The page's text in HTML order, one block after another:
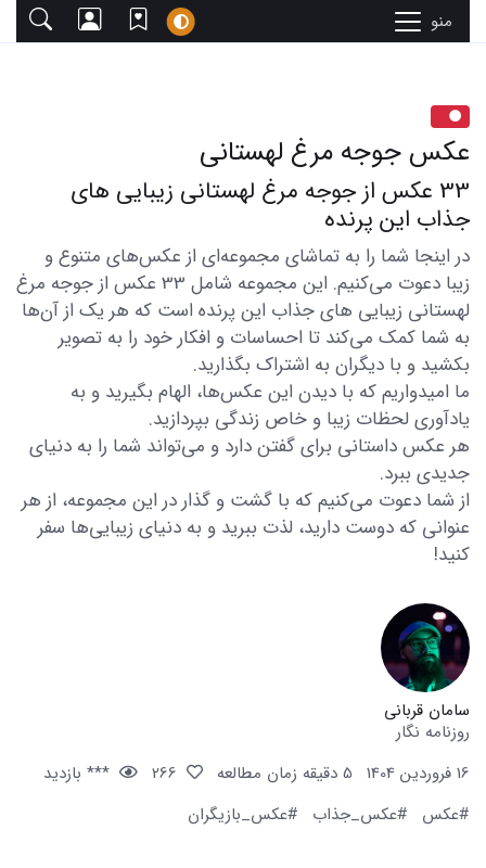
منو
عکس جوجه مرغ لهستانی
33 عکس از جوجه مرغ لهستانی زیبایی های
جذاب این پرنده
در اینجا شما را به تماشای مجموعه‌ای از عکس‌های متنوع و
زیبا دعوت می‌کنیم. این مجموعه شامل 33 عکس از جوجه مرغ
لهستانی زیبایی های جذاب این پرنده است که هر یک از آن‌ها
به شما کمک می‌کند تا احساسات و افکار خود را به تصویر
بکشید و با دیگران به اشتراک بگذارید.
ما امیدواریم که با دیدن این عکس‌ها، الهام بگیرید و به
یادآوری لحظات زیبا و خاص زندگی بپردازید.
هر عکس داستانی برای گفتن دارد و می‌تواند شما را به دنیای
جدیدی ببرد.
از شما دعوت می‌کنیم که با گشت و گذار در این مجموعه، از هر
عنوانی که دوست دارید، لذت ببرید و به دنیای زیبایی‌ها سفر
کنید!
سامان قربانی
روزنامه نگار
16 فروردین 1404
5 دقیقه زمان مطالعه
*** بازدید
#عکس
#عکس_جذاب #عکس_بازیگران